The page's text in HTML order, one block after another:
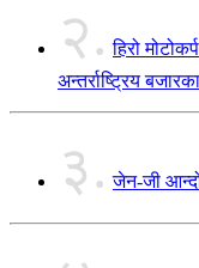
२. हिरो
अन्तर्राष्ट्रिय
३. जेन-जी